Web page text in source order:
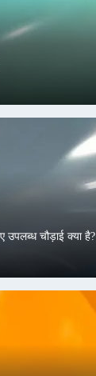
चौड़ाई क्या है?